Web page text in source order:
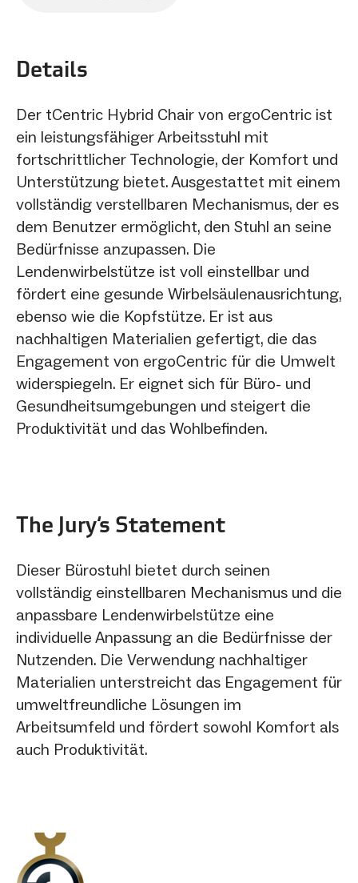
Details
Der tCentric Hybrid Chair von ergoCentric ist
ein leistungsfähiger Arbeitsstuhl mit
fortschrittlicher Technologie, der Komfort und
Unterstützung bietet. Ausgestattet mit einem
vollständig verstellbaren Mechanismus, der es
dem Benutzer ermöglicht, den Stuhl an seine
Bedürfnisse anzupassen. Die
Lendenwirbelstütze ist voll einstellbar und
fördert eine gesunde Wirbelsäulenausrichtung,
ebenso wie die Kopfstütze. Er ist aus
nachhaltigen Materialien gefertigt, die das
Engagement von ergoCentric für die Umwelt
widerspiegeln. Er eignet sich für Büro- und
Gesundheitsumgebungen und steigert die
Produktivität und das Wohlbefinden.
The Jury‘s Statement
Dieser Bürostuhl bietet durch seinen
vollständig einstellbaren Mechanismus und die
anpassbare Lendenwirbelstütze eine
individuelle Anpassung an die Bedürfnisse der
Nutzenden. Die Verwendung nachhaltiger
Materialien unterstreicht das Engagement für
umweltfreundliche Lösungen im
Arbeitsumfeld und fördert sowohl Komfort als
auch Produktivität.